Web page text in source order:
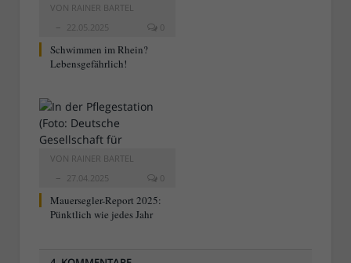
VON RAINER BARTEL
22.05.2025
0
Schwimmen im Rhein?
Lebensgefährlich!
VON RAINER BARTEL
27.04.2025
0
Mauersegler-Report 2025:
Pünktlich wie jedes Jahr